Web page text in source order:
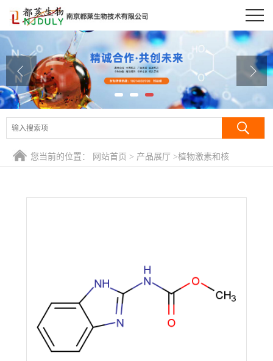
公司首页
公司介绍
公司动态
产品展厅
证书荣誉
您当前的位置： 网站首页 > 产品展厅 >植物激素和核